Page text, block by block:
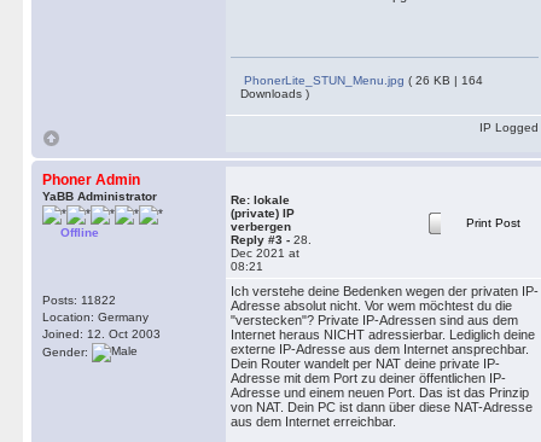
PhonerLite_STUN_Menu.jpg ( 26 KB | 164
Downloads )
IP Logged
Phoner Admin
YaBB Administrator
Offline
Posts: 11822
Location: Germany
Joined: 12. Oct 2003
Gender:
Re: lokale
(private) IP
verbergen
Reply #3 - 28.
Dec 2021 at
08:21
Print Post
Ich verstehe deine Bedenken wegen der privaten IP-
Adresse absolut nicht. Vor wem möchtest du die
"verstecken"? Private IP-Adressen sind aus dem
Internet heraus NICHT adressierbar. Lediglich deine
externe IP-Adresse aus dem Internet ansprechbar.
Dein Router wandelt per NAT deine private IP-
Adresse mit dem Port zu deiner öffentlichen IP-
Adresse und einem neuen Port. Das ist das Prinzip
von NAT. Dein PC ist dann über diese NAT-Adresse
aus dem Internet erreichbar.